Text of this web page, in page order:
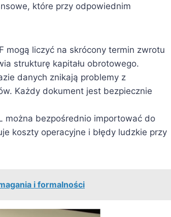
które przy odpowiednim
mogą liczyć na skrócony termin zwrotu
strukturę kapitału obrotowego.
danych znikają problemy z
Każdy dokument jest bezpiecznie
można bezpośrednio importować do
koszty operacyjne i błędy ludzkie przy
i formalności